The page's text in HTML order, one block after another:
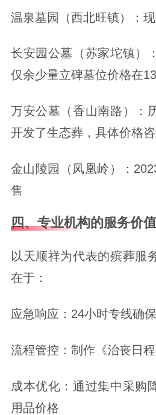
温泉墓园（西北旺镇）：
长安园公墓（苏家坨镇）
仅余少量立碑墓位价格在
万安公墓（香山南路）：
开发了生态葬，具体价格
金山陵园（凤凰岭）：
售
四、专业机构的服务价
以天顺祥为代表的殡葬服
在于：
应急响应：24小时专线确
流程管控：制作《治丧日
成本优化：通过集中采购
用品价格